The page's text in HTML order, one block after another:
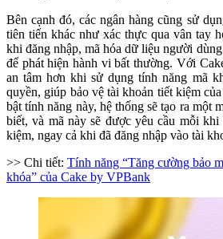
Bên cạnh đó, các ngân hàng cũng sử
tiên tiến khác như xác thực qua vân tay
khi đăng nhập, mã hóa dữ liệu người
để phát hiện hành vi bất thường. Với
an tâm hơn khi sử dụng tính năng mã
quyền, giúp bảo vệ tài khoản tiết kiệm
bật tính năng này, hệ thống sẽ tạo ra một
biết, và mã này sẽ được yêu cầu mỗi khi
kiệm, ngay cả khi đã đăng nhập vào tài
>> Chi tiết: Tính năng “Tăng cường bảo
khóa” của Cake by VPBank